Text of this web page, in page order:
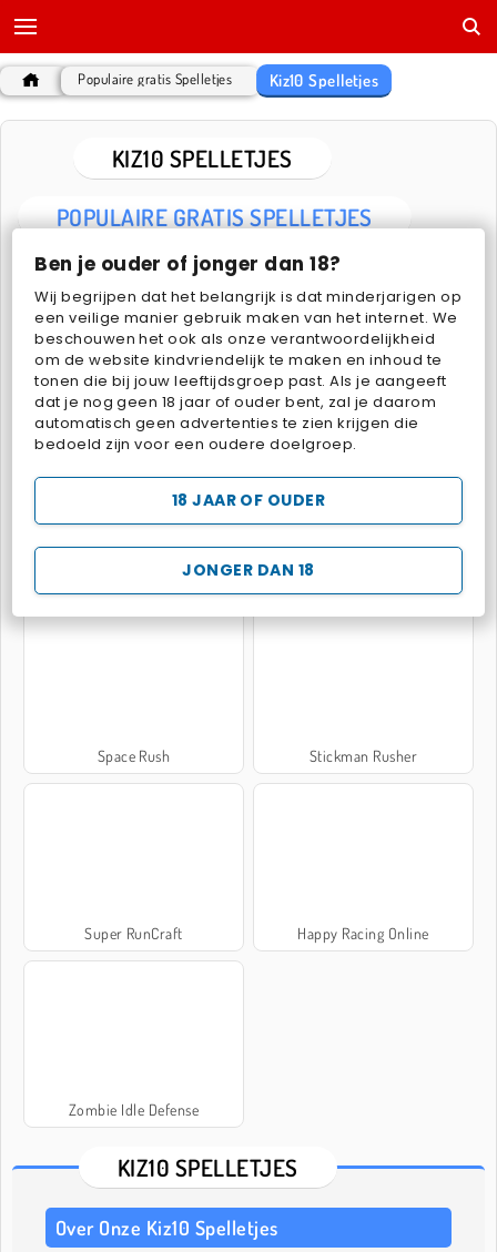
Ben je ouder of jonger dan 18?
Wij begrijpen dat het belangrijk is dat minderjarigen op
een veilige manier gebruik maken van het internet. We
beschouwen het ook als onze verantwoordelijkheid
om de website kindvriendelijk te maken en inhoud te
tonen die bij jouw leeftijdsgroep past. Als je aangeeft
dat je nog geen 18 jaar of ouder bent, zal je daarom
automatisch geen advertenties te zien krijgen die
bedoeld zijn voor een oudere doelgroep.
JONGER DAN 18
18 JAAR OF OUDER
Populaire gratis Spelletjes Kiz10 Spelletjes
KIZ10 SPELLETJES
POPULAIRE GRATIS SPELLETJES
Super Escape Masters Tomb of the Mask Neon
Lab Escape Online
Space Rush Stickman Rusher
Super RunCraft Happy Racing Online
Zombie Idle Defense
KIZ10 SPELLETJES
Over Onze Kiz10 Spelletjes